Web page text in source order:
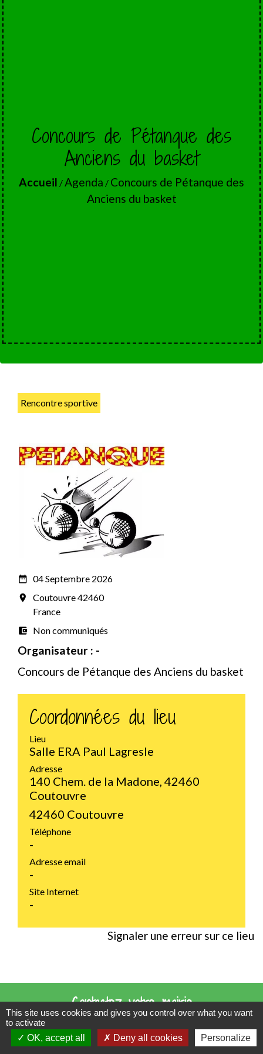
Concours de Pétanque des
Anciens du basket
Accueil /Agenda / Concours de Pétanque des
Anciens du basket
Rencontre sportive
date_range 04 Septembre 2026
room
Coutouvre 42460
France
account_balance_wallet Non communiqués
Organisateur : -
Concours de Pétanque des Anciens du basket
Coordonnées du lieu
Lieu
Salle ERA Paul Lagresle
Adresse
140 Chem. de la Madone, 42460
Coutouvre
42460 Coutouvre
Téléphone
-
Adresse email
-
Site Internet
-
Signaler une erreur sur ce lieu
Contactez votre mairie
31 Grande Rue
This site uses cookies and gives you control over what you want
to activate
OK, accept all
Deny all cookies Personalize